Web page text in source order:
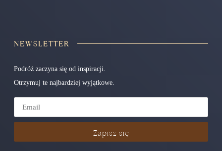
NEWSLETTER
Podróż zaczyna się od inspiracji.
Otrzymuj te najbardziej wyjątkowe.
Zapisz się